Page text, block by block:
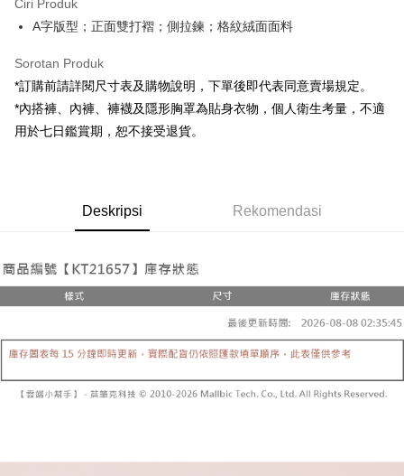
Apple Pay
Google Pay
OP Pay Later
Deskripsi
pengguna Taiwan Mobile tanpa memerlukan permohonan tambahan.
Later selepas pesanan dibuat. Anda perlu mengesahkan nombor telefon
mudah alih anda, memilih bilangan ansuran, dan menetapkan tarikh
akhir pembayaran. Transaksi akan dianggap selesai setelah pembayaran
Had kredit yang diluluskan, tempoh ansuran yang tersedia, dan yuran
pada halaman pengesahan transaksi seterusnya.
Pertama, Mengenai Perkhidmatan AFTEE Beli Sekarang Bayar Kemudian
1. Dengan memilih AFTEE sebagai kaedah pembayaran, mesej
2. Anda boleh meneruskan pembayaran selepas pengesahan SMS.
dihantar ke alamat yang ditetapkan.
manakala ahli aplikasi akan menerima pemberitahuan tolak aplikasi
AFTEE.
pembayaran di empat kedai serbaneka utama, ATM atau perbankan
dalam talian dengan SMS pembayaran atau pemberitahuan tolak aplikasi
bagaimanapun, bagi mereka yang telah memuat turun Aplikasi AFTEE
Pemindahan ATM
Pilihan Penghantaran
全家取貨付款
NT$60/pesanan | Penghantaran percuma untuk pesanan
NT$1,800 atau lebih
付款後全家取貨
已關閉，請勿下單
Ciri Produk
A字版型；正面雙打褶；側拉鍊；格紋絨面面料
Sorotan Produk
*訂購前請詳閱尺寸表及購物說明，下單後即代表同意賣場規定。
*內搭褲、內褲、褲襪及隱形胸罩為貼身衣物，個人衛生考量，不適
用於七日鑑賞期，恕不接受退貨。
Deskripsi Rekomendasi